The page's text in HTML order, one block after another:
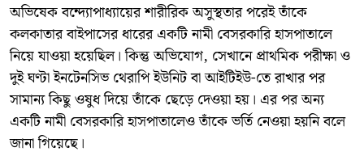
​অভিষেক বন্দ্যোপাধ্যায়ের শারীরিক অসুস্থতার পরেই তাঁকে
কলকাতার বাইপাসের ধারের একটি নামী বেসরকারি হাসপাতালে
নিয়ে যাওয়া হয়েছিল। কিন্তু অভিযোগ, সেখানে প্রাথমিক পরীক্ষা ও
দুই ঘণ্টা ইনটেনসিভ থেরাপি ইউনিট বা আইটিইউ-তে রাখার পর
সামান্য কিছু ওষুধ দিয়ে তাঁকে ছেড়ে দেওয়া হয়। এর পর অন্য
একটি নামী বেসরকারি হাসপাতালেও তাঁকে ভর্তি নেওয়া হয়নি বলে
জানা গিয়েছে।